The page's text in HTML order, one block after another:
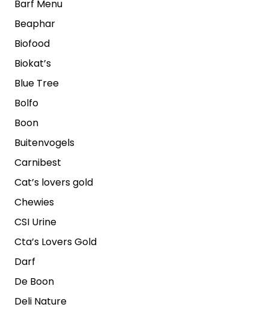
Barf Menu
Beaphar
Biofood
Biokat’s
Blue Tree
Bolfo
Boon
Buitenvogels
Carnibest
Cat’s lovers gold
Chewies
CSI Urine
Cta’s Lovers Gold
Darf
De Boon
Deli Nature